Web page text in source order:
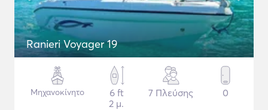
Ranieri Voyager 19
Μηχανοκίνητο
6 ft
2 μ.
7 Πλεύσης 0